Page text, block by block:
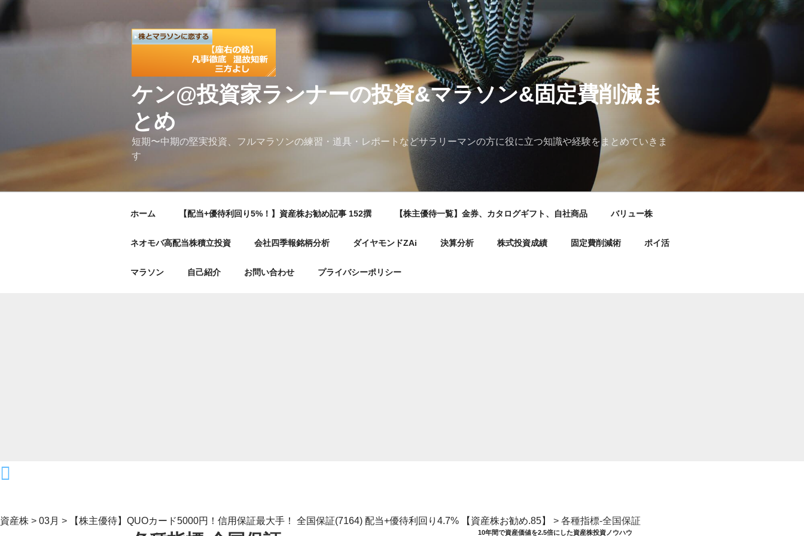
コ
テ
ケン@投資家ランナーの投資&マラソン&固定費削減ま
とめ
短期〜中期の堅実投資、フルマラソンの練習・道具・レポートなどサラリーマンの方に役に立つ知識や経験をまとめていきま
す
ホーム 【配当+優待利回り5%！】資産株お勧め記事 152撰 【株主優待一覧】金券、カタログギフト、自社商品 バリュー株
ネオモバ高配当株積立投資 会社四季報銘柄分析 ダイヤモンドZAi 決算分析 株式投資成績 固定費削減術 ポイ活
マラソン 自己紹介 お問い合わせ プライバシーポリシー
資産株 > 03月 > 【株主優待】QUOカード5000円！信用保証最大手！ 全国保証(7164) 配当+優待利回り4.7% 【資産株お勧め.85】 > 各種指標-全国保証
10年間で資産価値を2.5倍にした資産株投資ノウハウ